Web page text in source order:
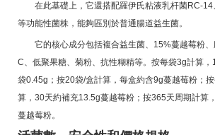
在此基礎上，它還搭配羅伊氏粘液乳杆菌RC-
等功能性菌株，能夠區別於普通腸道益生菌。
它的核心成分包括複合益生菌、15%蔓越莓粉
C、低聚果糖、菊粉、抗性糊精等。按每袋3g計算
袋0.45g；按20袋/盒計算，每盒約含9g蔓越莓粉；
算，30天約補充13.5g蔓越莓粉；按365天周期計算
蔓越莓粉。